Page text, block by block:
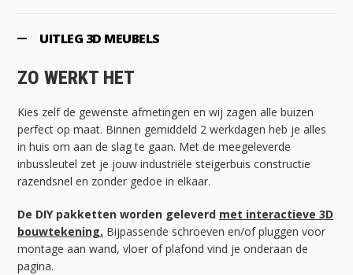
UITLEG 3D MEUBELS
ZO WERKT HET
Kies zelf de gewenste afmetingen en wij zagen alle buizen
perfect op maat. Binnen gemiddeld 2 werkdagen heb je alles
in huis om aan de slag te gaan. Met de meegeleverde
inbussleutel zet je jouw industriële steigerbuis constructie
razendsnel en zonder gedoe in elkaar.
De DIY pakketten worden geleverd met interactieve 3D
bouwtekening. Bijpassende schroeven en/of pluggen voor
montage aan wand, vloer of plafond vind je onderaan de
pagina.